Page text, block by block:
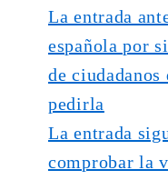
La entrada
española por
de ciudadanos
pedirla
La entrada
comprobar la